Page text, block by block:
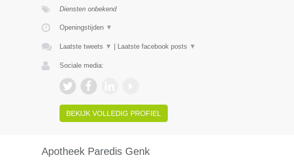
Diensten onbekend
Openingstijden ▼
Laatste tweets ▼ Laatste facebook posts ▼
Sociale media:
BEKIJK VOLLEDIG PROFIEL
Apotheek Paredis Genk